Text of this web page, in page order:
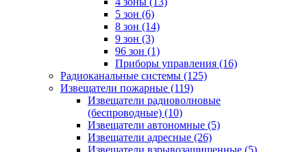
5 зон (6)
8 зон (14)
9 зон (3)
96 зон (1)
Приборы управления (16)
Радиоканальные системы (125)
Извещатели пожарные (119)
Извещатели радиоволновые
(беспроводные) (10)
Извещатели автономные (5)
Извещатели адресные (26)
Извещатели взрывозащищенные (5)